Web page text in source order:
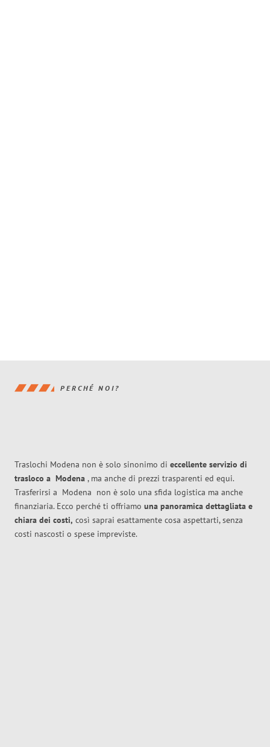
PERCHÉ NOI?
Traslochi Modena non è solo sinonimo di eccellente servizio di
trasloco a Modena , ma anche di prezzi trasparenti ed equi.
Trasferirsi a Modena non è solo una sfida logistica ma anche
finanziaria. Ecco perché ti offriamo una panoramica dettagliata e
chiara dei costi, così saprai esattamente cosa aspettarti, senza
costi nascosti o spese impreviste.